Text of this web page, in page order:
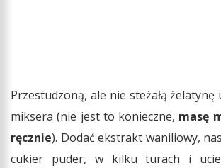
Przestudzoną, ale nie steżałą żelatynę
miksera (nie jest to konieczne, masę
ręcznie). Dodać ekstrakt waniliowy,
cukier puder, w kilku turach i